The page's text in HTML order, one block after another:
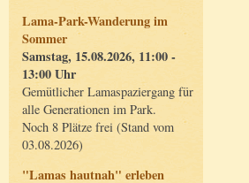
Lama-Park-Wanderung im
Sommer
Samstag, 15.08.2026, 11:00 -
13:00 Uhr
Gemütlicher Lamaspaziergang für
alle Generationen im Park.
Noch 8 Plätze frei (Stand vom
03.08.2026)
"Lamas hautnah" erleben